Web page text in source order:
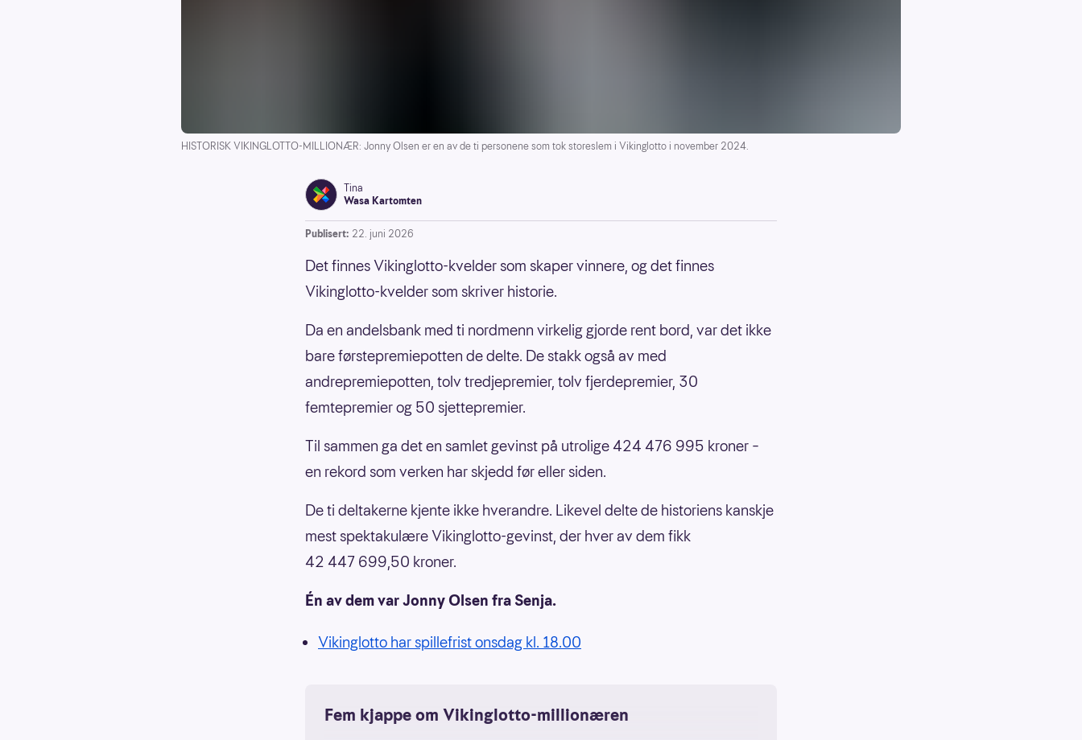
HISTORISK VIKINGLOTTO-MILLIONÆR: Jonny Olsen er en av de ti personene som tok storeslem i Vikinglotto i november 2024.
Tina
Wasa Kartomten
Publisert: 22. juni 2026
Det finnes Vikinglotto-kvelder som skaper vinnere, og det finnes
Vikinglotto-kvelder som skriver historie.
Da en andelsbank med ti nordmenn virkelig gjorde rent bord, var det ikke
bare førstepremiepotten de delte. De stakk også av med
andrepremiepotten, tolv tredjepremier, tolv fjerdepremier, 30
femtepremier og 50 sjettepremier.
Til sammen ga det en samlet gevinst på utrolige 424 476 995 kroner –
en rekord som verken har skjedd før eller siden.
De ti deltakerne kjente ikke hverandre. Likevel delte de historiens kanskje
mest spektakulære Vikinglotto-gevinst, der hver av dem fikk
42 447 699,50 kroner.
Én av dem var Jonny Olsen fra Senja.
Vikinglotto har spillefrist onsdag kl. 18.00
Fem kjappe om Vikinglotto-millionæren